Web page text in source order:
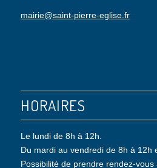
mairie@saint-pierre-eglise.fr
HORAIRES
Le lundi de 8h à 12h.
Du mardi au vendredi de 8h à 12h
Possibilité de prendre rendez-